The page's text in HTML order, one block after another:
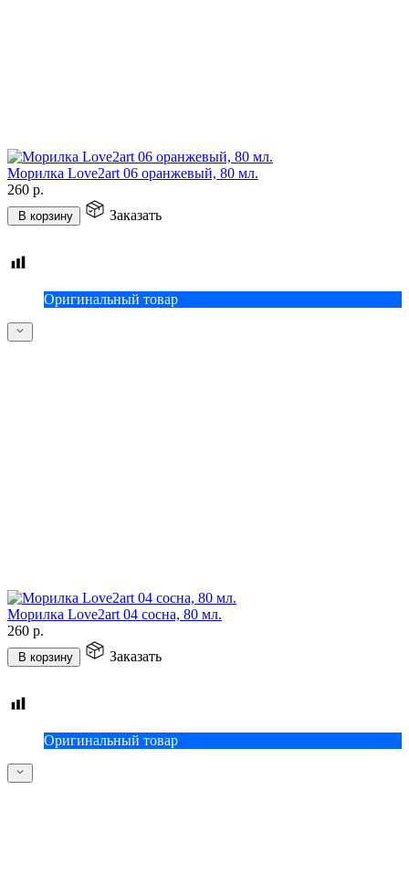
Морилка Love2art 06 оранжевый, 80 мл.
260 р.
В корзину Заказать
Оригинальный товар
Морилка Love2art 04 сосна, 80 мл.
260 р.
В корзину Заказать
Оригинальный товар